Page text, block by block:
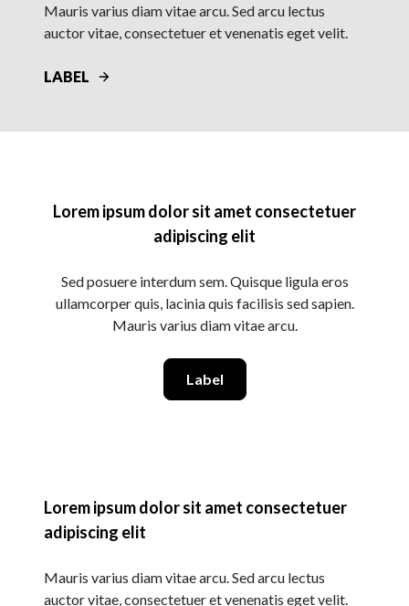
Mauris varius diam vitae arcu. Sed arcu lectus
auctor vitae, consectetuer et venenatis eget velit.
LABEL
Lorem ipsum dolor sit amet consectetuer
adipiscing elit
Sed posuere interdum sem. Quisque ligula eros
ullamcorper quis, lacinia quis facilisis sed sapien.
Mauris varius diam vitae arcu.
Label
Lorem ipsum dolor sit amet consectetuer
adipiscing elit
Mauris varius diam vitae arcu. Sed arcu lectus
auctor vitae, consectetuer et venenatis eget velit.